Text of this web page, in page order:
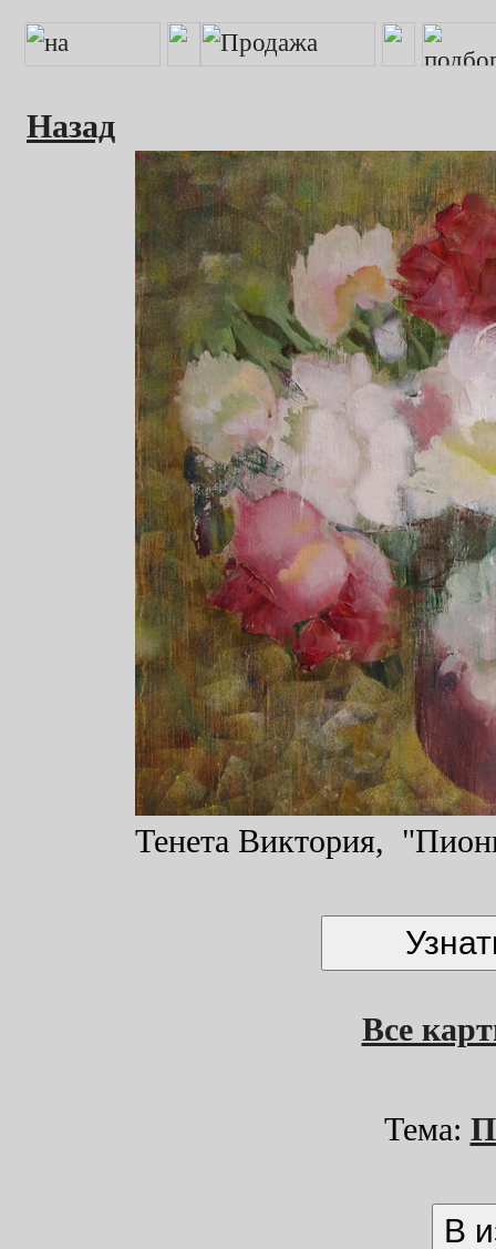
Назад
Тенета Виктория,
Все
Тема: